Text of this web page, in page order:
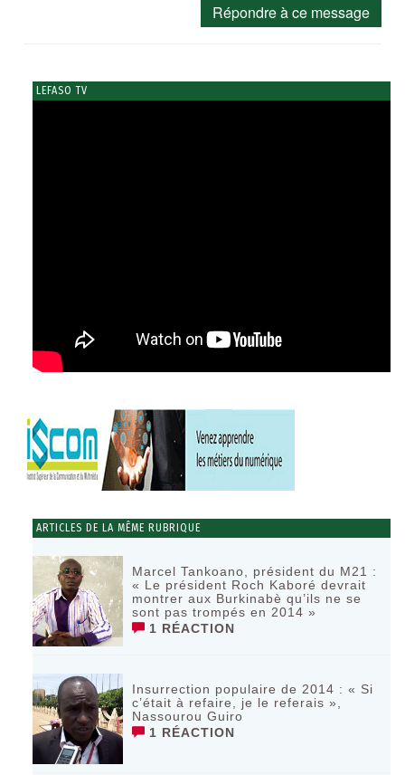
Répondre à ce message
LEFASO TV
ARTICLES DE LA MÊME RUBRIQUE
Marcel Tankoano, président du M21 :
« Le président Roch Kaboré devrait
montrer aux Burkinabè qu’ils ne se
sont pas trompés en 2014 »
1 RÉACTION
Insurrection populaire de 2014 : « Si
c’était à refaire, je le referais »,
Nassourou Guiro
1 RÉACTION